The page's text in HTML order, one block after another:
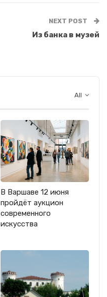
NEXT POST
Из банка в музей
All
В Варшаве 12 июня
пройдёт аукцион
современного
искусства